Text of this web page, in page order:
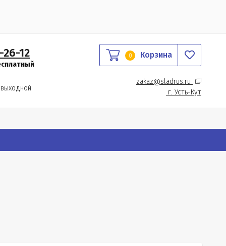
12 0 Корзина
zakaz@sladrus.ru
г. Усть-Кут